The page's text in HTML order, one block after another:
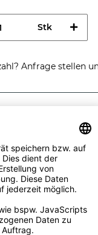
Stk
Anfrage stellen